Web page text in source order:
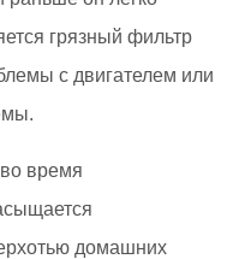
грязный фильтр
с двигателем или
время
домашних